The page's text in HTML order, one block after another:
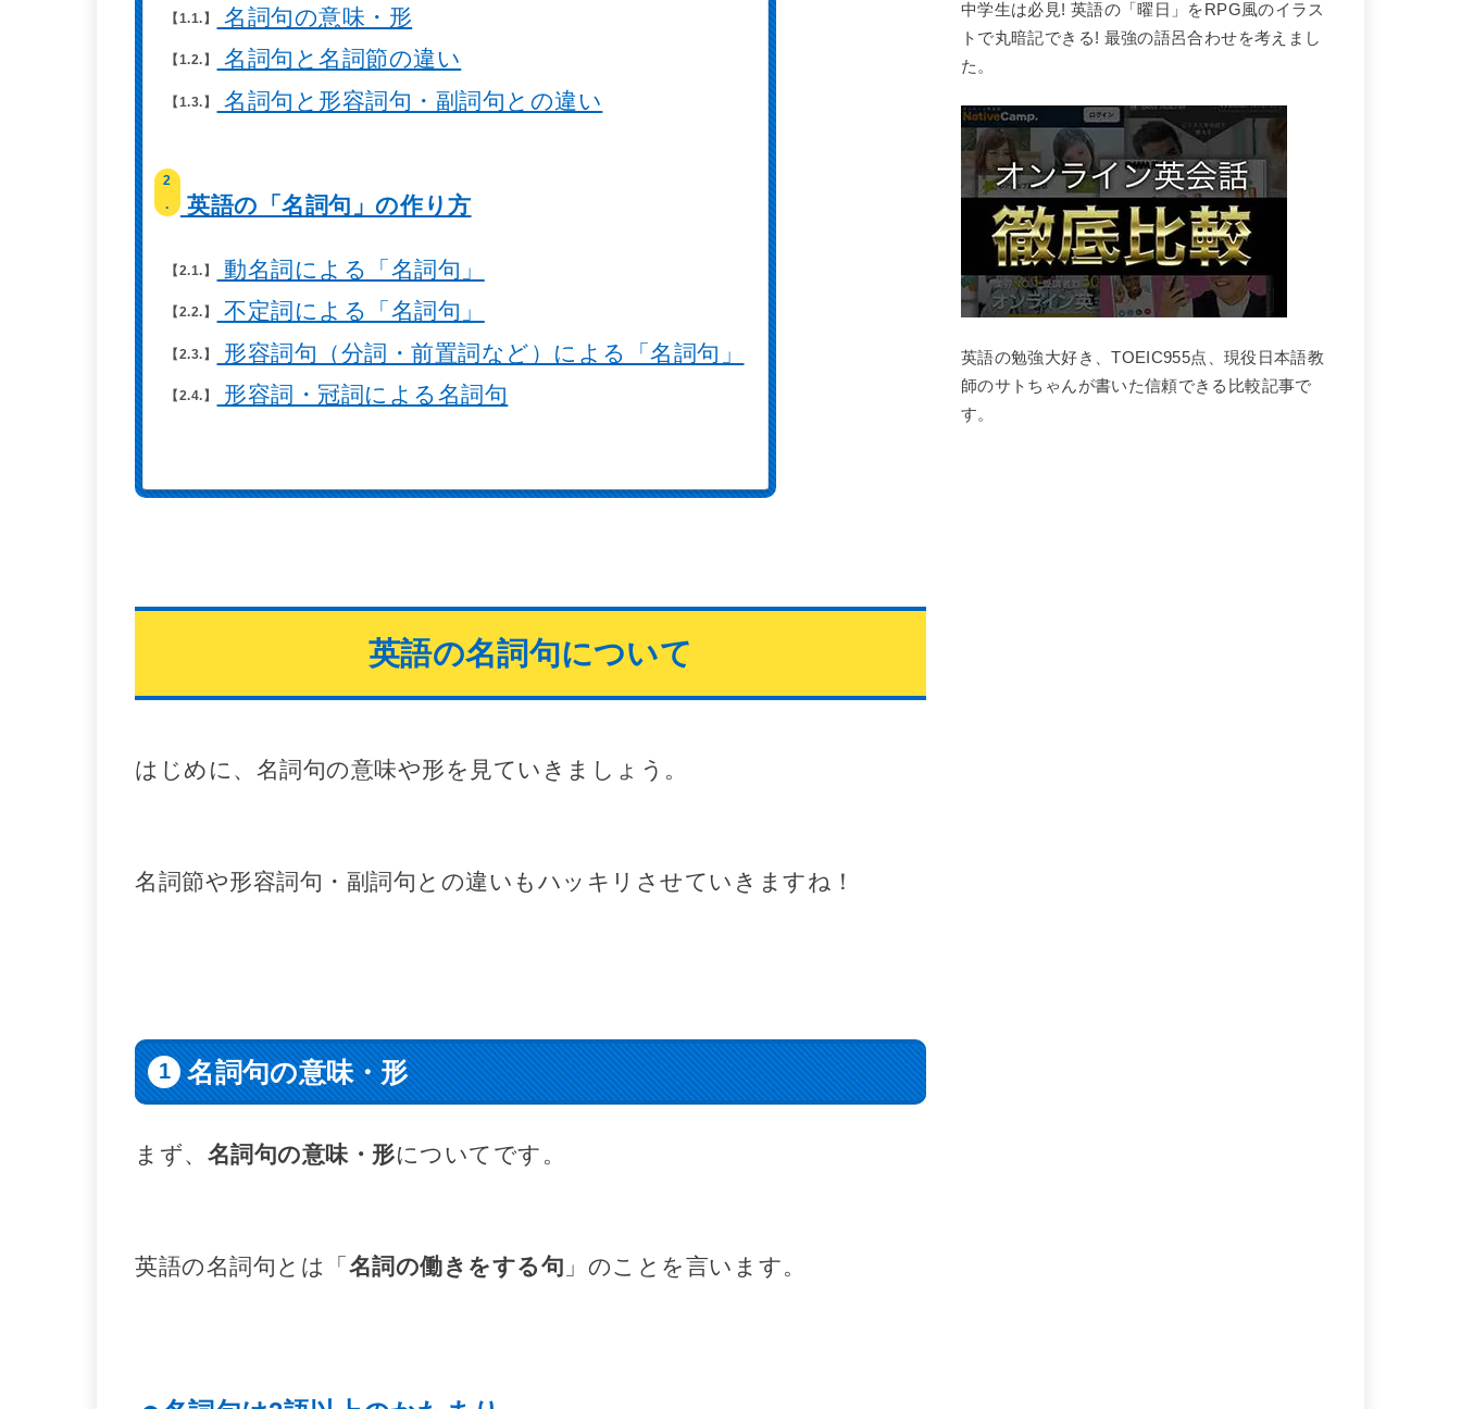
1.1. 名詞句の意味・形
1.2. 名詞句と名詞節の違い
1.3. 名詞句と形容詞句・副詞句との違い
2
.
英語の「名詞句」の作り方
2.1. 動名詞による「名詞句」
2.2. 不定詞による「名詞句」
2.3. 形容詞句（分詞・前置詞など）による「名詞句」
2.4. 形容詞・冠詞による名詞句
英語の名詞句について
はじめに、名詞句の意味や形を見ていきましょう。
名詞節や形容詞句・副詞句との違いもハッキリさせていきますね！
名詞句の意味・形
まず、 名詞句の意味・形についてです。
英語の名詞句とは「 名詞の働きをする句 」のことを言います。
中学生は必見! 英語の「曜日」をRPG風のイラス
トで丸暗記できる! 最強の語呂合わせを考えまし
た。
英語の勉強大好き、TOEIC955点、現役日本語教
師のサトちゃんが書いた信頼できる比較記事で
す。